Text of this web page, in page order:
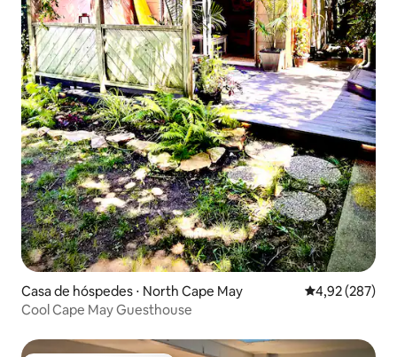
Casa de hóspedes ⋅ North Cape May 4,92 de uma
4,92 (287)
Cool Cape May Guesthouse